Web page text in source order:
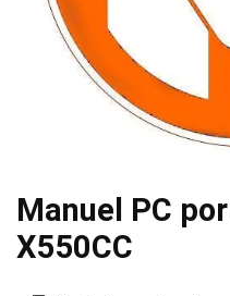
Manuel PC
X550CC